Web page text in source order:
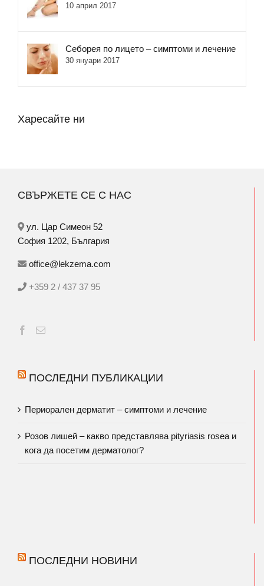
10 април 2017
Себорея по лицето – симптоми и лечение
30 януари 2017
Харесайте ни
СВЪРЖЕТЕ СЕ С НАС
ул. Цар Симеон 52
София 1202, България
office@lekzema.com
+359 2 / 437 37 95
ПОСЛЕДНИ ПУБЛИКАЦИИ
Периорален дерматит – симптоми и лечение
Розов лишей – какво представлява pityriasis rosea и
кога да посетим дерматолог?
ПОСЛЕДНИ НОВИНИ